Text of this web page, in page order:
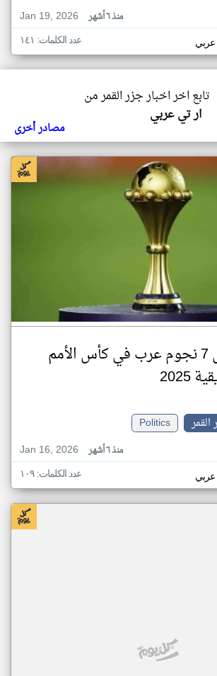
Jan 19, 2026
منذ ٦ أشهر
عربي عدد الكلمات: ١٤١
تابع اخر اخبار جزر القمر من
ار تي عربي
مصادر أخرى
أفضل 7 نجوم عرب في كأس الأمم
2025
القمر
Politics
Jan 16, 2026
منذ ٦ أشهر
عربي عدد الكلمات: ١٠٩